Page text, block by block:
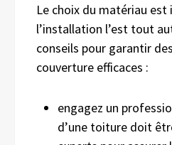
Le choix du matériau
l’installation l’est tout
conseils pour garantir
couverture efficaces :
engagez un
d’une toiture doit